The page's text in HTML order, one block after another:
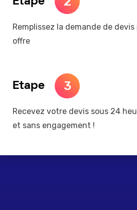
Remplissez la demande de
offre
Etape 3
Recevez votre devis sous 24
et sans engagement !